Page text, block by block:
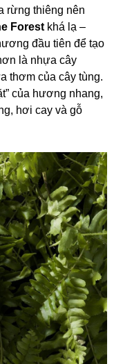
rừng thiêng nên
Forest khá lạ –
đầu tiên để tạo
là nhựa cây
thơm của cây tùng.
của hương nhang,
hơi cay và gỗ